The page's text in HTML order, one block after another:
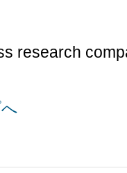
research